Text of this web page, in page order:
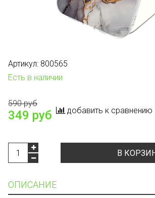
Артикул: 800565
Есть в наличии
590 руб
349 руб добавить к сравнению
В
ОПИСАНИЕ